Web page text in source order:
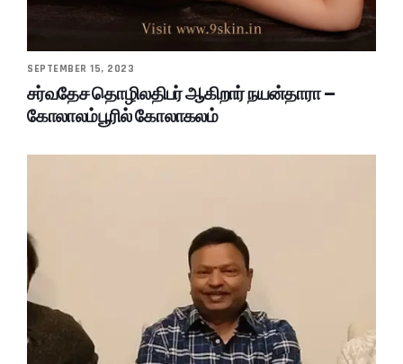
SEPTEMBER 15, 2023
சர்வதேச தொழிலதிபர் ஆகிறார் நயன்தாரா –
கோலாலம்பூரில் கோலாகலம்